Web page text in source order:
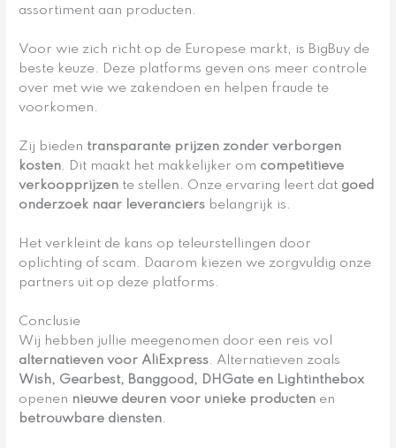
assortiment aan producten.
Voor wie zich richt op de Europese markt, is BigBuy de
beste keuze. Deze platforms geven ons meer controle
over met wie we zakendoen en helpen fraude te
voorkomen.
Zij bieden transparante prijzen zonder verborgen
kosten. Dit maakt het makkelijker om competitieve
verkoopprijzen te stellen. Onze ervaring leert dat goed
onderzoek naar leveranciers belangrijk is.
Het verkleint de kans op teleurstellingen door
oplichting of scam. Daarom kiezen we zorgvuldig onze
partners uit op deze platforms.
Conclusie
Wij hebben jullie meegenomen door een reis vol
alternatieven voor AliExpress. Alternatieven zoals
Wish, Gearbest, Banggood, DHGate en Lightinthebox
openen nieuwe deuren voor unieke producten en
betrouwbare diensten.